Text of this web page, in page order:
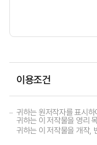
이용조건
귀하는 원저작자를 표시
귀하는 이 저작물을 영리
귀하는 이 저작물을 개작,